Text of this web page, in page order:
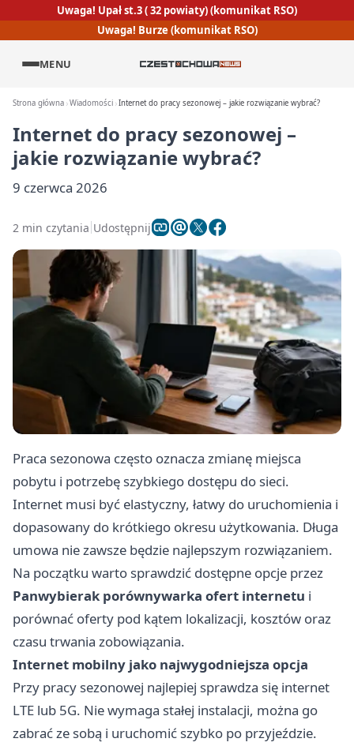
Uwaga! Upał st.3 ( 32 powiaty) (komunikat RSO)
Uwaga! Burze (komunikat RSO)
MENU
Strona główna Wiadomości Internet do pracy sezonowej – jakie rozwiązanie wybrać?
Internet do pracy sezonowej –
jakie rozwiązanie wybrać?
9 czerwca 2026
2 min czytania Udostępnij
Praca sezonowa często oznacza zmianę miejsca
pobytu i potrzebę szybkiego dostępu do sieci.
Internet musi być elastyczny, łatwy do uruchomienia i
dopasowany do krótkiego okresu użytkowania. Długa
umowa nie zawsze będzie najlepszym rozwiązaniem.
Na początku warto sprawdzić dostępne opcje przez
Panwybierak porównywarka ofert internetu i
porównać oferty pod kątem lokalizacji, kosztów oraz
czasu trwania zobowiązania.
Internet mobilny jako najwygodniejsza opcja
Przy pracy sezonowej najlepiej sprawdza się internet
LTE lub 5G. Nie wymaga stałej instalacji, można go
zabrać ze sobą i uruchomić szybko po przyjeździe.